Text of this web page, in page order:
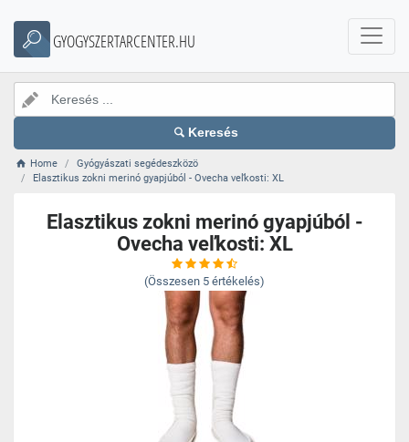
GYOGYSZERTARCENTER.HU
Keresés
Home
Gyógyászati segédeszközö
Elasztikus zokni merinó gyapjúból - Ovecha veľkosti: XL
Elasztikus zokni merinó gyapjúból -
Ovecha veľkosti: XL
(Összesen 5 értékelés)